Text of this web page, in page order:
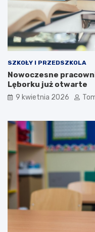
SZKOŁY I PRZEDSZKOLA
Nowoczesne
Lęborku już otwarte
9 kwietnia 2026